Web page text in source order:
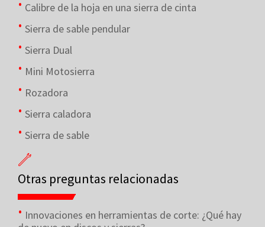
Calibre de la hoja en una sierra de cinta
Sierra de sable pendular
Sierra Dual
Mini Motosierra
Rozadora
Sierra caladora
Sierra de sable
Otras preguntas relacionadas
Innovaciones en herramientas de corte: ¿Qué hay